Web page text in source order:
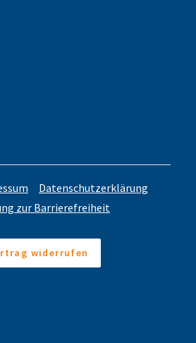
Datenschutzerklärung
zur Barrierefreiheit
widerrufen